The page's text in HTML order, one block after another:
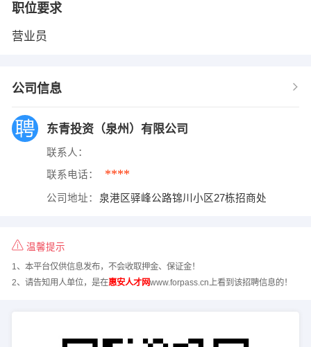
职位要求
营业员
公司信息
东青投资（泉州）有限公司
联系人：
联系电话： ****
公司地址： 泉港区驿峰公路锦川小区27栋招商处
温馨提示
1、本平台仅供信息发布，不会收取押金、保证金！
2、请告知用人单位，是在惠安人才网www.forpass.cn上看到该招聘信息的！